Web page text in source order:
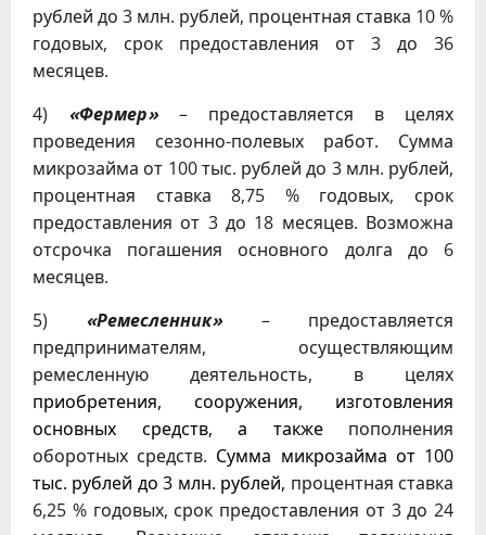
рублей до 3 млн. рублей, процентная ставка 10 %
годовых, срок предоставления от 3 до 36
месяцев.
4) «Фермер»– предоставляется в целях
проведения сезонно-полевых работ. Сумма
микрозайма от 100 тыс. рублей до 3 млн. рублей,
процентная ставка 8,75 % годовых, срок
предоставления от 3 до 18 месяцев. Возможна
отсрочка погашения основного долга до 6
месяцев.
5) «Ремесленник»– предоставляется
предпринимателям, осуществляющим
ремесленную деятельность, в целях
приобретения, сооружения, изготовления
основных средств, а такжепополнения
оборотных средств. Сумма микрозайма от 100
тыс. рублей до 3 млн. рублей, процентная ставка
6,25 % годовых, срок предоставления от 3 до 24